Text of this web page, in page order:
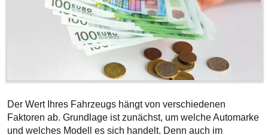
Der Wert Ihres Fahrzeugs hängt von verschiedenen
Faktoren ab. Grundlage ist zunächst, um welche Automarke
und welches Modell es sich handelt. Denn auch im